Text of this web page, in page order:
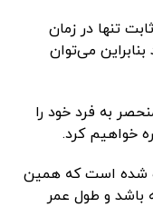
تنها در زمان
می‌توان
به فرد خود را
خواهیم کرد.
شده است که همین
باشد و طول عمر